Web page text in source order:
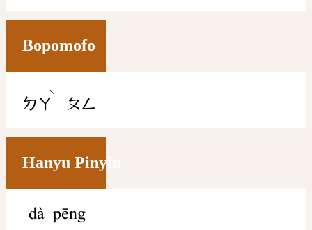
Bopomofo
ㄉㄚ
ˋ
ㄆㄥ
Hanyu Pinyin
dà pēng